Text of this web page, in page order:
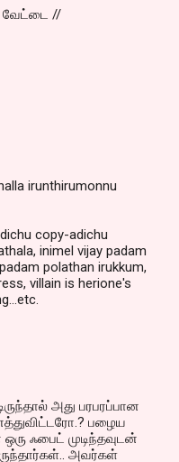
வேட்டை //
irunthirumonnu
copy-adichu
inimel vijay padam
polathan irukkum,
villain is herione's
அது பரபரப்பான
பழைய
ஃபைட் முடிந்தவுடன்
அவர்கள்